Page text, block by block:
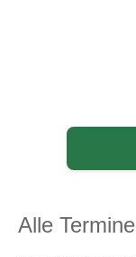
Alle Termine